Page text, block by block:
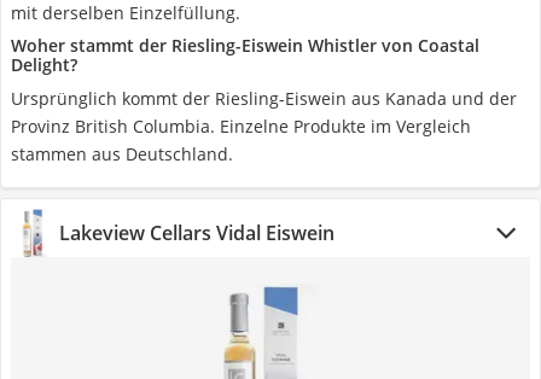
mit derselben Einzelfüllung.
Woher stammt der Riesling-Eiswein Whistler von Coastal
Delight?
Ursprünglich kommt der Riesling-Eiswein aus Kanada und der
Provinz British Columbia. Einzelne Produkte im Vergleich
stammen aus Deutschland.
Lakeview Cellars Vidal Eiswein